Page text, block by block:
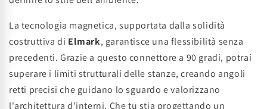
La tecnologia magnetica, supportata dalla solidità
costruttiva di Elmark, garantisce una flessibilità senza
precedenti. Grazie a questo connettore a 90 gradi, potrai
superare i limiti strutturali delle stanze, creando angoli
retti precisi che guidano lo sguardo e valorizzano
l'architettura d'interni. Che tu stia progettando un